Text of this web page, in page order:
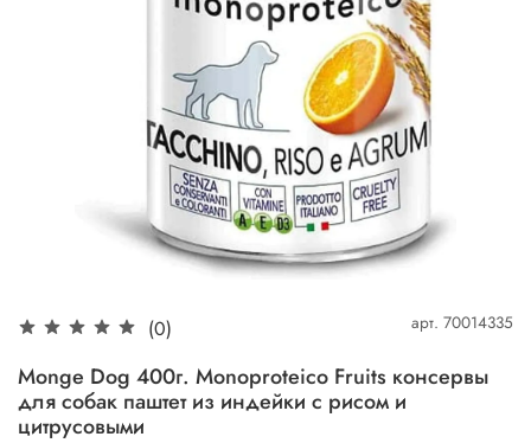
(0) арт. 70014335
Monge Dog 400г. Monoproteico Fruits консервы
для собак паштет из индейки с рисом и
цитрусовыми